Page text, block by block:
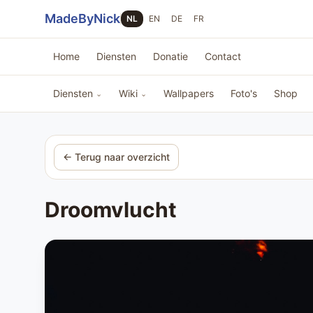
MadeByNick NL EN DE FR
Home Diensten Donatie Contact
Diensten ⌄ Wiki ⌄ Wallpapers Foto's Shop
← Terug naar overzicht
Droomvlucht